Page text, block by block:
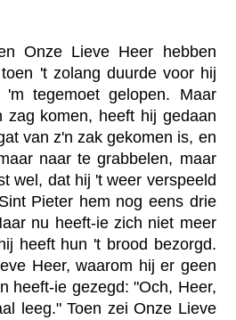
Onze Lieve Heer hebben
't zolang duurde voor hij
tegemoet gelopen. Maar
zag komen, heeft hij gedaan
van z'n zak gekomen is, en
naar te grabbelen, maar
wel, dat hij 't weer verspeeld
Pieter hem nog eens drie
nu heeft-ie zich niet meer
heeft hun 't brood bezorgd.
Heer, waarom hij er geen
heeft-ie gezegd: "Och, Heer,
leeg." Toen zei Onze Lieve